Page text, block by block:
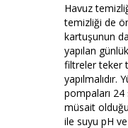
Havuz
temizliği de
kartuşunun
yapılan
filtreler teker
yapılmalıdır.
pompaları 24
müsait
ile suyu pH